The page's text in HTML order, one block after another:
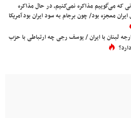
که می‌گوییم مذاکره نمی‌کنیم، در حال مذاکره
معجزه بود/ چون برجام به سود ایران بود آمریکا
لبنان با ایران / یوسف رجی چه ارتباطی با حزب